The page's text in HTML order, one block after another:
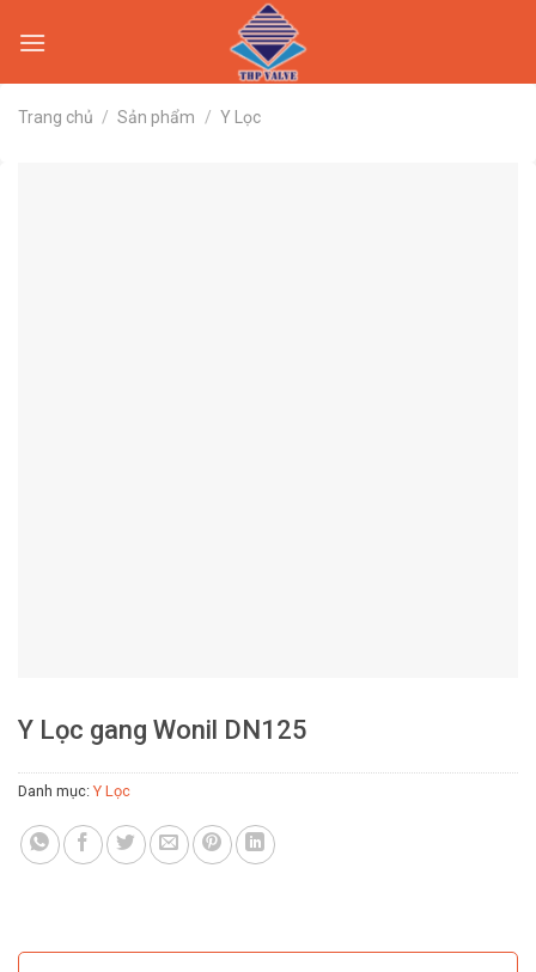
Trang chủ / Sản phẩm / Y Lọc
Y Lọc gang Wonil DN125
Danh mục: Y Lọc